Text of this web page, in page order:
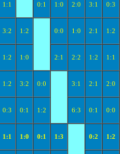
1:1 0:1 1:0 2:0 3:1 0:3
3:2 1:2 0:0 1:0 2:1 1:2
1:2 1:0 2:1 2:2 1:2 1:1
1:2 3:2 0:0 3:1 2:1 2:0
0:3 0:1 1:2 6:3 0:1 0:0
1:1 1:0 0:1 1:3 0:2 1:2